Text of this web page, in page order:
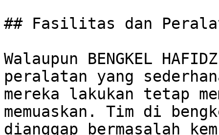
## Fasilitas dan
Walaupun BENGKEL
peralatan yang
mereka lakukan tetap
memuaskan. Tim di
dianggap bermasalah